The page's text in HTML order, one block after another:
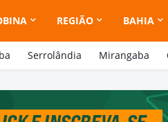
REGIÃO BAHIA
Serrolândia Mirangaba